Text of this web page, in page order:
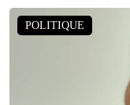
POLITIQUE